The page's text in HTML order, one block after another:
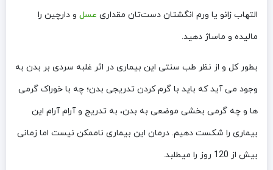
التهاب زانو یا ورم انگشتان دست‌تان مقداری عسل و دارچین را
مالیده و ماساژ دهید.
بطور کل و از نظر طب سنتی این بیماری در اثر غلبه سردی بر بدن به
وجود می آید که باید با گرم کردن تدریجی بدن؛ چه با خوراک گرمی
ها و چه گرمی بخشی موضعی به بدن، به تدریج و آرام آرام این
بیماری را شکست دهیم. درمان این بیماری ناممکن نیست اما زمانی
بیش از 120 روز را میطلبد.